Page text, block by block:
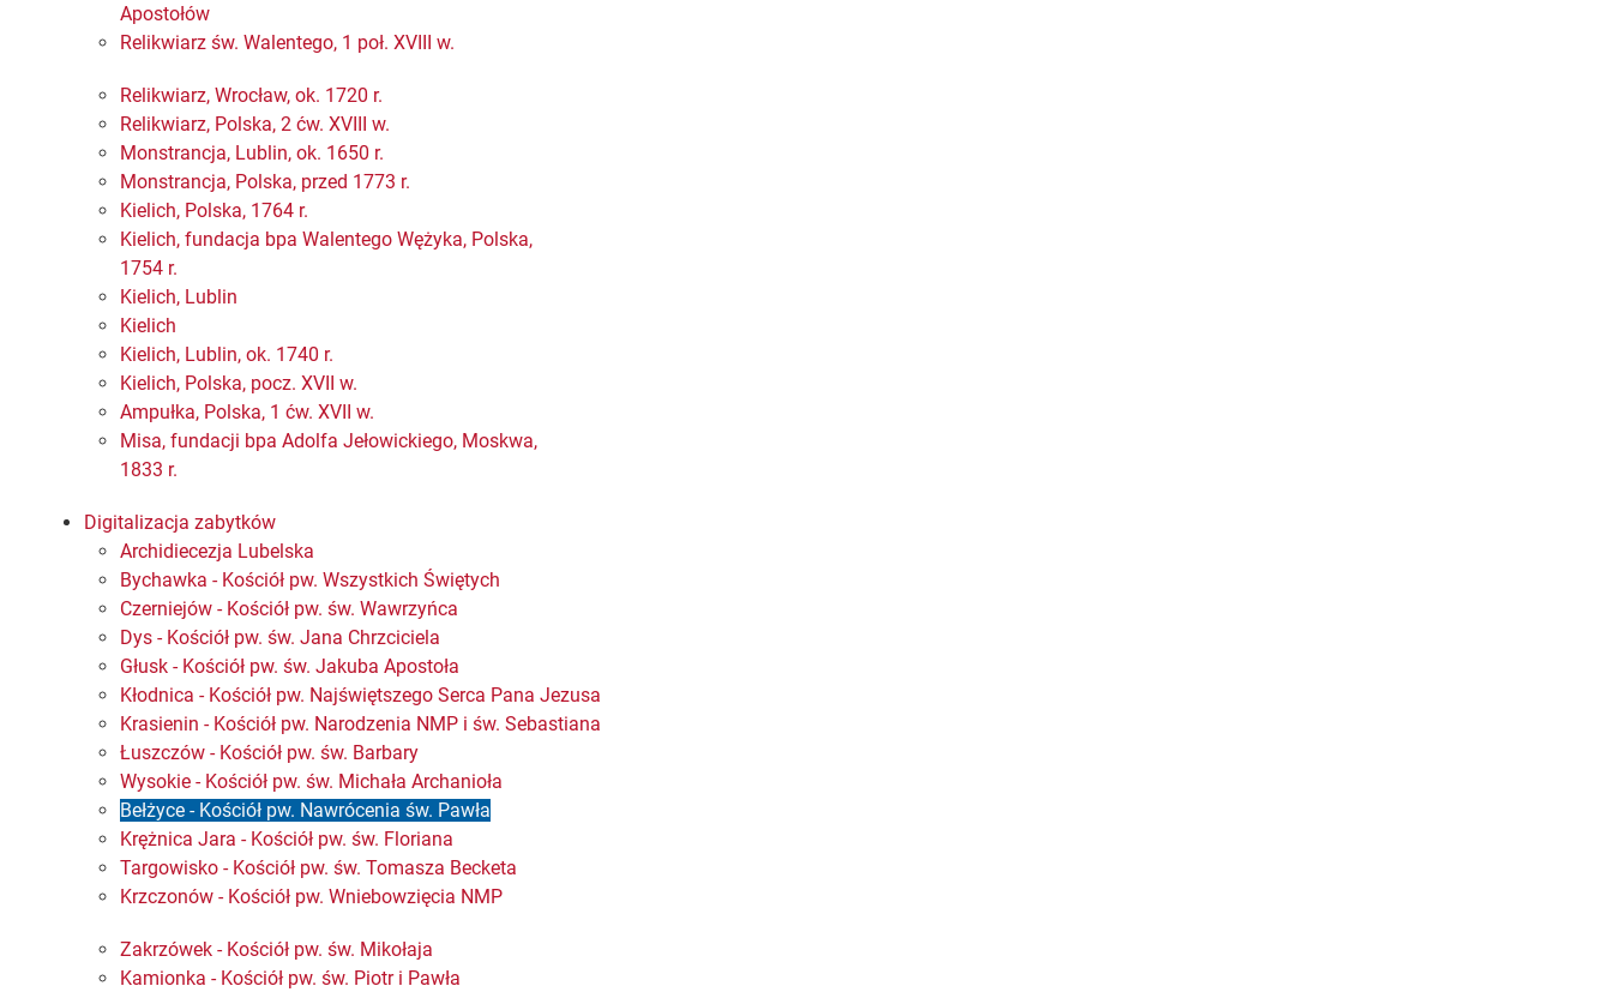
Apostołów
Relikwiarz św. Walentego, 1 poł. XVIII w.
Relikwiarz, Wrocław, ok. 1720 r.
Relikwiarz, Polska, 2 ćw. XVIII w.
Monstrancja, Lublin, ok. 1650 r.
Monstrancja, Polska, przed 1773 r.
Kielich, Polska, 1764 r.
Kielich, fundacja bpa Walentego Wężyka, Polska,
1754 r.
Kielich, Lublin
Kielich
Kielich, Lublin, ok. 1740 r.
Kielich, Polska, pocz. XVII w.
Ampułka, Polska, 1 ćw. XVII w.
Misa, fundacji bpa Adolfa Jełowickiego, Moskwa,
1833 r.
Digitalizacja zabytków
Archidiecezja Lubelska
Bychawka - Kościół pw. Wszystkich Świętych
Czerniejów - Kościół pw. św. Wawrzyńca
Dys - Kościół pw. św. Jana Chrzciciela
Głusk - Kościół pw. św. Jakuba Apostoła
Kłodnica - Kościół pw. Najświętszego Serca Pana Jezusa
Krasienin - Kościół pw. Narodzenia NMP i św. Sebastiana
Łuszczów - Kościół pw. św. Barbary
Wysokie - Kościół pw. św. Michała Archanioła
Bełżyce - Kościół pw. Nawrócenia św. Pawła
Krężnica Jara - Kościół pw. św. Floriana
Targowisko - Kościół pw. św. Tomasza Becketa
Krzczonów - Kościół pw. Wniebowzięcia NMP
Zakrzówek - Kościół pw. św. Mikołaja
Kamionka - Kościół pw. św. Piotr i Pawła